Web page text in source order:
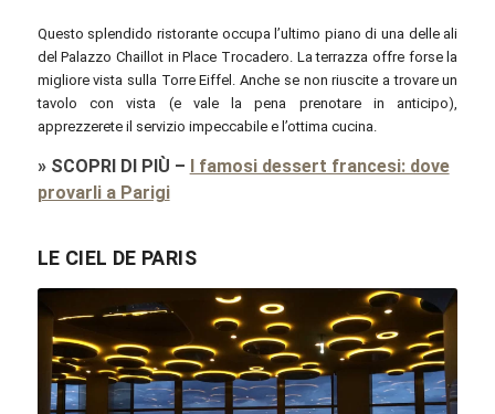
Questo splendido ristorante occupa l’ultimo piano di una delle ali
del Palazzo Chaillot in Place Trocadero. La terrazza offre forse la
migliore vista sulla Torre Eiffel. Anche se non riuscite a trovare un
tavolo con vista (e vale la pena prenotare in anticipo),
apprezzerete il servizio impeccabile e l’ottima cucina.
» SCOPRI DI PIÙ – I famosi dessert francesi: dove
provarli a Parigi
LE CIEL DE PARIS